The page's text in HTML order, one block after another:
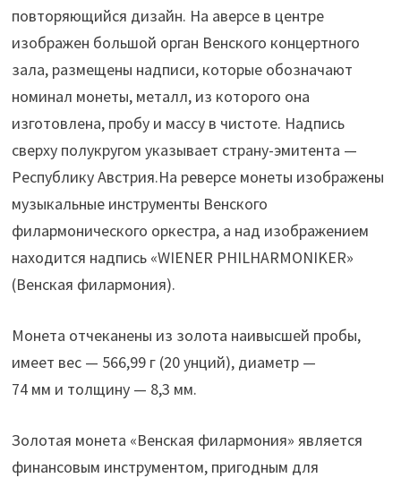
повторяющийся дизайн. На аверсе в центре
изображен большой орган Венского концертного
зала, размещены надписи, которые обозначают
номинал монеты, металл, из которого она
изготовлена, пробу и массу в чистоте. Надпись
сверху полукругом указывает страну-эмитента —
Республику Австрия.На реверсе монеты изображены
музыкальные инструменты Венского
филармонического оркестра, а над изображением
находится надпись «WIENER PHILHARMONIKER»
(Венская филармония).
Монета отчеканены из золота наивысшей пробы,
имеет вес — 566,99 г (20 унций), диаметр —
74 мм и толщину — 8,3 мм.
Золотая монета «Венская филармония» является
финансовым инструментом, пригодным для